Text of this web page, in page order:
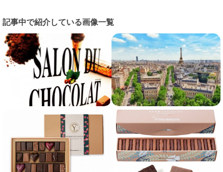
記事中で紹介している画像一覧